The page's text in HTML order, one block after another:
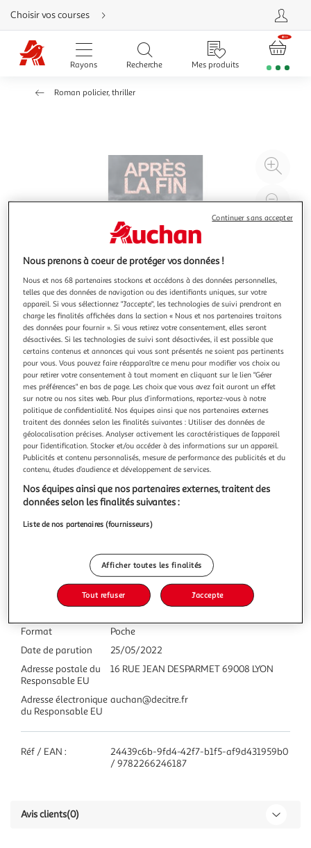
Aller
directement
au
contenu
Aller
directement
Aller
Choisir vos courses
Rayons Recherche Mes produits
Roman policier, thriller
à
APRES LA FIN, Abel Barbara
Une banlieue calme, aux maisons mitoyennes entourées de
jardins bien entretenus. Des voisins modèles : Tiphaine et
Sylvain, couple soudé aux prises avec un ado un peu
rebelle, Milo. C'est le cadre idéal dans lequel Nora,
récemment divorcée, vient d'emménager avec ses deux
enfants. Mais Nora ne sait
En savoir +
Vous voulez connaître le prix de ce produit ?
Afficher le prix
Format
Poche
Date de parution
25/05/2022
Adresse postale du
Responsable EU
16 RUE JEAN DESPARMET 69008 LYON
Adresse électronique
du Responsable EU
auchan@decitre.fr
Réf / EAN :
24439c6b-9fd4-42f7-b1f5-af9d431959b0
/ 9782266246187
Avis clients(0)
Nous prenons à coeur de protéger vos données !
Nous et nos 68 partenaires stockons et accédons à des données personnelles,
telles que des données de navigation ou des identifiants uniques, sur votre
appareil. Si vous sélectionnez "J'accepte", les technologies de suivi prendront en
charge les finalités affichées dans la section « Nous et nos partenaires traitons
des données pour fournir ». Si vous retirez votre consentement, elles seront
désactivées. Si les technologies de suivi sont désactivées, il est possible que
certains contenus et annonces qui vous sont présentés ne soient pas pertinents
pour vous. Vous pouvez faire réapparaître ce menu pour modifier vos choix ou
pour retirer votre consentement à tout moment en cliquant sur le lien "Gérer
mes préférences" en bas de page. Les choix que vous avez fait auront un effet
sur notre ou nos sites web. Pour plus d’informations, reportez-vous à notre
politique de confidentialité. Nos équipes ainsi que nos partenaires externes
traitent des données selon les finalités suivantes : Utiliser des données de
géolocalisation précises. Analyser activement les caractéristiques de l’appareil
pour l’identification. Stocker et/ou accéder à des informations sur un appareil.
Publicités et contenu personnalisés, mesure de performance des publicités et du
contenu, études d’audience et développement de services.
Nos équipes ainsi que nos partenaires externes, traitent des
données selon les finalités suivantes :
Liste de nos partenaires (fournisseurs)
Afficher toutes les finalités
Tout refuser J'accepte
Continuer sans accepter